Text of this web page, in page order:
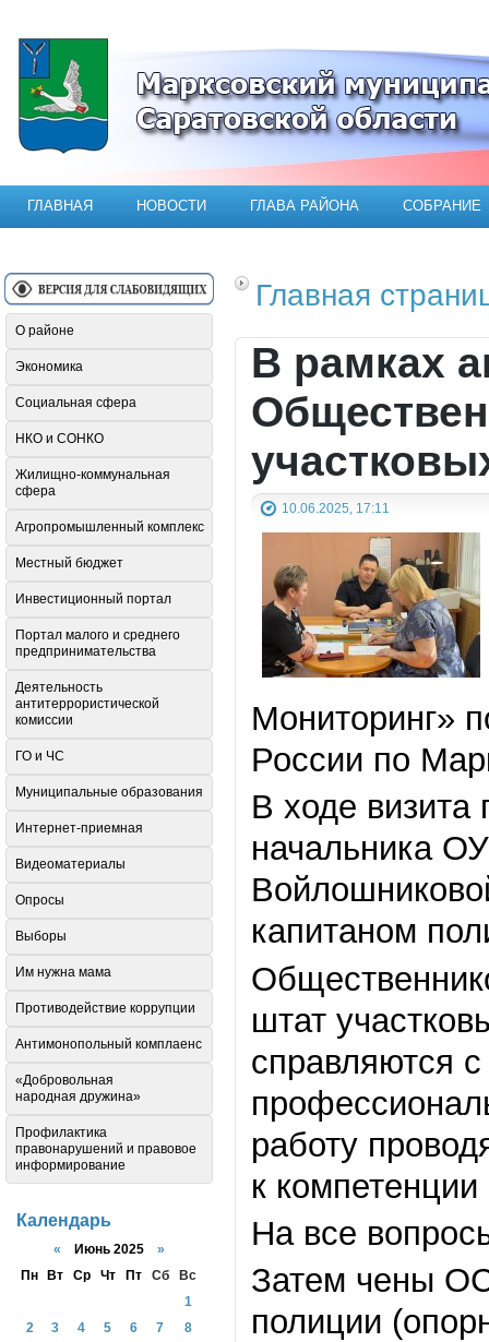
Официальный сайт Марксовского
ГЛАВНАЯ НОВОСТИ ГЛАВА РАЙОНА СОБРАНИЕ
Главная
В рамках
10.06.2025, 17:11
Мониторинг»
России по
В ходе
начальника
капитаном
штат
справляются
работу
к
На все
Затем чены
полиции
О районе
Экономика
Социальная сфера
НКО и СОНКО
Жилищно-коммунальная
сфера
Агропромышленный комплекс
Местный бюджет
Инвестиционный портал
Портал малого и среднего
предпринимательства
Деятельность
антитеррористической
комиссии
ГО и ЧС
Муниципальные образования
Интернет-приемная
Видеоматериалы
Опросы
Выборы
Им нужна мама
Противодействие коррупции
Антимонопольный комплаенс
«Добровольная
народная дружина»
Профилактика
правонарушений и правовое
информирование
Календарь
« Июнь 2025 »
Пн
Вт Ср Чт Пт Сб
Вс
1
2
3 4 5 6 7
8